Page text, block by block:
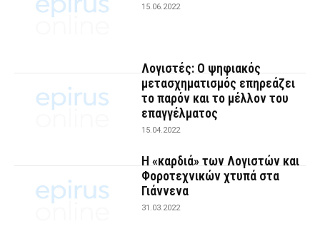
15.06.2022
Λογιστές: Ο ψηφιακός
μετασχηματισμός επηρεάζει
το παρόν και το μέλλον του
επαγγέλματος
15.04.2022
Η «καρδιά» των Λογιστών και
Φοροτεχνικών χτυπά στα
Γιάννενα
31.03.2022